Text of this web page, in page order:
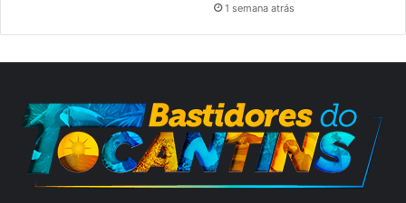
1 semana atrás